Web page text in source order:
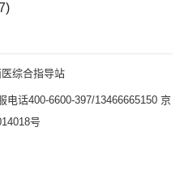
综合指导站
电话400-6600-397/13466665150 京
号